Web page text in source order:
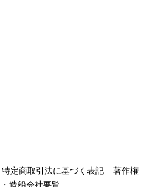
特定商取引法に基づく表記 著作権
造船会社要覧